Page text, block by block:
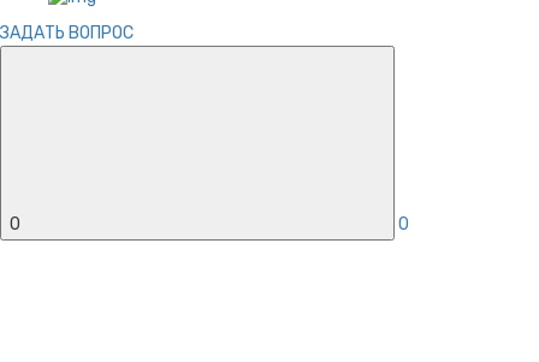
ЗАДАТЬ ВОПРОС
0 0